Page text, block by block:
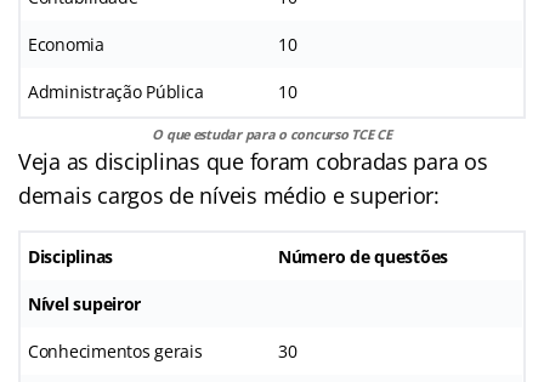
Economia 10
Administração Pública 10
O que estudar para o concurso TCE CE
Veja as disciplinas que foram cobradas para os
demais cargos de níveis médio e superior:
Disciplinas Número de questões
Nível supeiror
Conhecimentos gerais 30